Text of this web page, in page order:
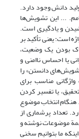
دانش وجود دارد.
... این تشویش‌ها
و یادگیری است.
است: یعنی تأکید بر
بودن یک وضعیت،
یا احساس ناامنی و
دانستن» را
مناسب برای
یا تفسیر کردن
هنگام انتخاب موضوع
تعداد پرشماری از
همة موضوعات نوشته و
ما بتوانیم سخنی